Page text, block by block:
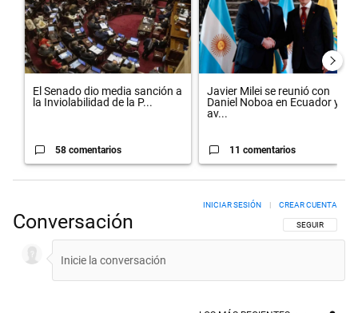
El Senado dio media sanción a
la Inviolabilidad de la P...
58 comentarios
Javier Milei se reunió con
Daniel Noboa en Ecuador y
av...
11 comentarios
Conversación SIGA ESTA
SEGUIR
INICIAR SESIÓN | CREAR CUENTA